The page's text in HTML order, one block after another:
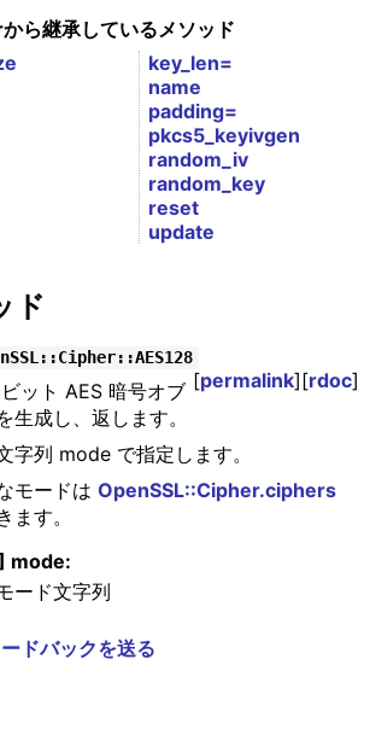
ら継承しているメソッド
key_len=
name
padding=
pkcs5_keyivgen
random_iv
random_key
reset
update
ド
[permalink][rdoc]
ット AES 暗号オブ
生成し、返します。
字列 mode で指定します。
モードは OpenSSL::Cipher.ciphers
ます。
mode:
ード文字列
ドバックを送る